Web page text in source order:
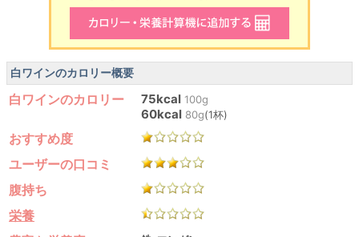
白ワインのカロリー概要
白ワインのカロリー 75kcal 100g
60kcal 80g(1杯)
おすすめ度
ユーザーの口コミ
腹持ち
栄養